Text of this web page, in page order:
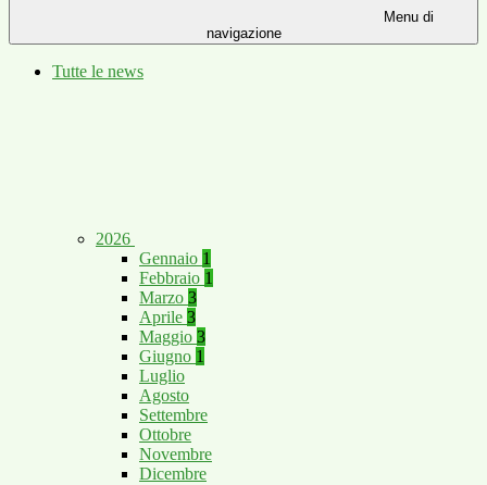
Menu di
navigazione
Tutte le news
2026
Gennaio 1
Febbraio 1
Marzo 3
Aprile 3
Maggio 3
Giugno 1
Luglio
Agosto
Settembre
Ottobre
Novembre
Dicembre